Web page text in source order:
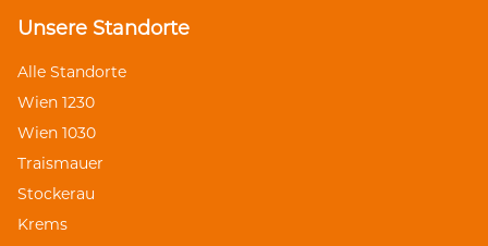
Unsere Standorte
Alle Standorte
Wien 1230
Wien 1030
Traismauer
Stockerau
Krems